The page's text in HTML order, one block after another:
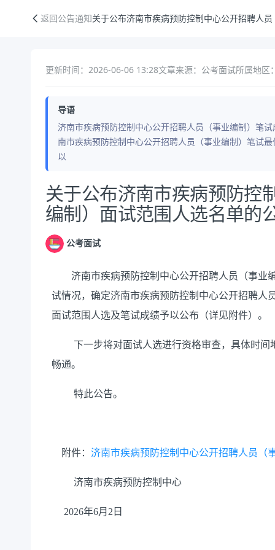
返回公告通知关于公布济南市疾病预防控制中心公开招聘人
更新时间：2026-06-06 13:28文章来源：公考面试所属地区
导语
济南市疾病预防控制中心公开招聘人员（事业编制）笔
南市疾病预防控制中心公开招聘人员（事业编制）笔试
以
公告正文
关于公布济南市疾病预防控
编制）面试范围人选名单的
公考面试
济南市疾病预防控制中心公开招聘人员（事业
试情况，确定济南市疾病预防控制中心公开招聘人
面试范围人选及笔试成绩予以公布（详见附件）。
下一步将对面试人选进行资格审查，具体时间
畅通。
特此公告。
附件： 济南市疾病预防控制中心公开招聘人员（
济南市疾病预防控制中心
2026年6月2日